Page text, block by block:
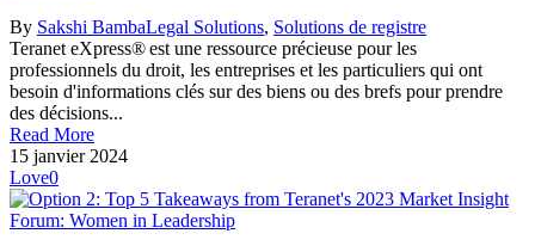
By Sakshi BambaLegal Solutions, Solutions de registre
Teranet eXpress® est une ressource précieuse pour les
professionnels du droit, les entreprises et les particuliers qui ont
besoin d'informations clés sur des biens ou des brefs pour prendre
des décisions...
Read More
15 janvier 2024
Love0